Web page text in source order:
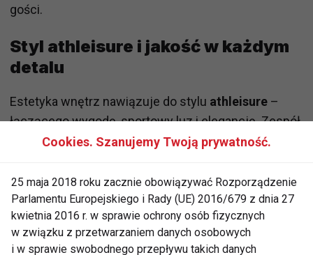
gości.
Styl athleisure i jakość w każdym
detalu
Estetyka wnętrz nawiązuje do stylu athleisure –
łączącego wygodę, sportowy luz i elegancję. Zespół
SPACELAB postawił na nietuzinkowe połączenia
funkcjonalny, zgodnie z założeniami inwestora:
stworzyć miejsce, w którym użytkownik poczuje się
zaopiekowany.
Cookies. Szanujemy Twoją prywatność.
25 maja 2018 roku zacznie obowiązywać Rozporządzenie
Parlamentu Europejskiego i Rady (UE) 2016/679 z dnia 27
kwietnia 2016 r. w sprawie ochrony osób fizycznych
w związku z przetwarzaniem danych osobowych
i w sprawie swobodnego przepływu takich danych